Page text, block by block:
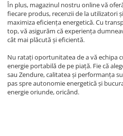
În plus, magazinul nostru online vă
fiecare produs, recenzii de la utilizatori
maximiza eficiența energetică. Cu
top, vă asigurăm că experiența
cât mai plăcută și eficientă.
Nu ratați oportunitatea de a vă echipa
energie portabilă de pe piață. Fie că
sau Zendure, calitatea și performanța
pas spre autonomie energetică și
energie oriunde, oricând.